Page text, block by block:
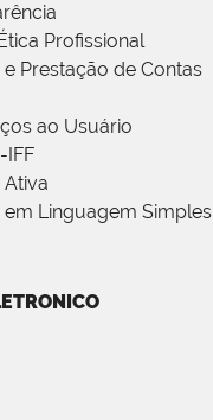
Profissional
Prestação de Contas
ao Usuário
IFF
Ativa
em Linguagem Simples